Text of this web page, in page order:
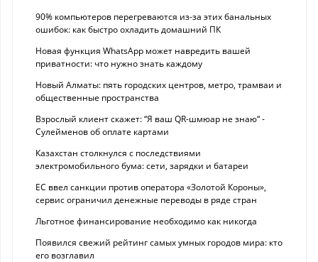
90% компьютеров перегреваются из-за этих банальных
ошибок: как быстро охладить домашний ПК
Новая функция WhatsApp может навредить вашей
приватности: что нужно знать каждому
Новый Алматы: пять городских центров, метро, трамваи и
общественные пространства
Взрослый клиент скажет: “Я ваш QR-шмюар не знаю“ -
Сулейменов об оплате картами
Казахстан столкнулся с последствиями
электромобильного бума: сети, зарядки и батареи
ЕС ввел санкции против оператора «Золотой Короны»,
сервис ограничил денежные переводы в ряде стран
Льготное финансирование необходимо как никогда
Появился свежий рейтинг самых умных городов мира: кто
его возглавил